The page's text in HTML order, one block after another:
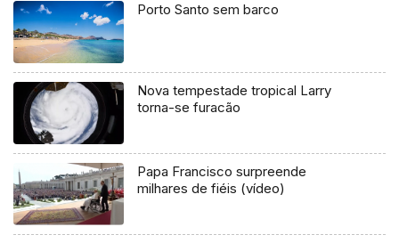
Porto Santo sem barco
Nova tempestade tropical Larry
torna-se furacão
Papa Francisco surpreende
milhares de fiéis (vídeo)